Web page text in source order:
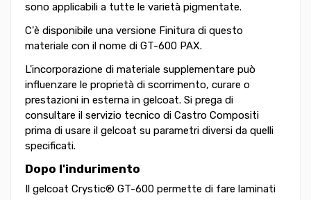
sono applicabili a tutte le varietà pigmentate.
C'è disponibile una versione Finitura di questo
materiale con il nome di GT-600 PAX.
L'incorporazione di materiale supplementare può
influenzare le proprietà di scorrimento, curare o
prestazioni in esterna in gelcoat. Si prega di
consultare il servizio tecnico di Castro Compositi
prima di usare il gelcoat su parametri diversi da quelli
specificati.
Dopo l'indurimento
Il gelcoat Crystic® GT-600 permette di fare laminati